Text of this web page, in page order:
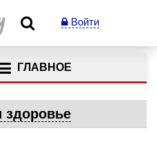
Войти
ГЛАВНОЕ
здоровье